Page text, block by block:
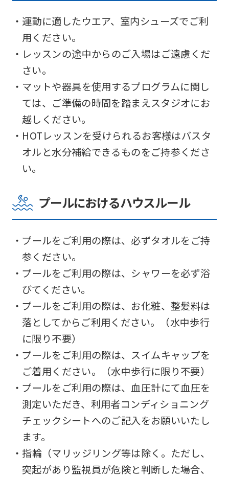
・運動に適したウエア、室内シューズでご利
用ください。
・レッスンの途中からのご入場はご遠慮くだ
さい。
・マットや器具を使用するプログラムに関し
ては、ご準備の時間を踏まえスタジオにお
越しください。
・HOTレッスンを受けられるお客様はバスタ
オルと水分補給できるものをご持参くださ
い。
プールにおけるハウスルール
・プールをご利用の際は、必ずタオルをご持
参ください。
・プールをご利用の際は、シャワーを必ず浴
びてください。
・プールをご利用の際は、お化粧、整髪料は
落としてからご利用ください。（水中歩行
に限り不要）
・プールをご利用の際は、スイムキャップを
ご着用ください。（水中歩行に限り不要）
・プールをご利用の際は、血圧計にて血圧を
測定いただき、利用者コンディショニング
チェックシートへのご記入をお願いいたし
ます。
・指輪（マリッジリング等は除く。ただし、
突起があり監視員が危険と判断した場合、